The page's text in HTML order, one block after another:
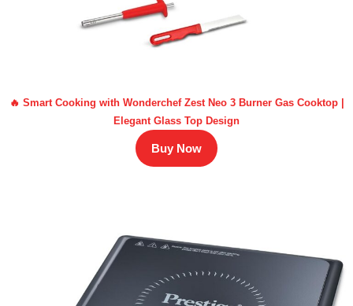
🔥 Smart Cooking with Wonderchef Zest Neo 3 Burner Gas Cooktop |
Elegant Glass Top Design
Buy Now